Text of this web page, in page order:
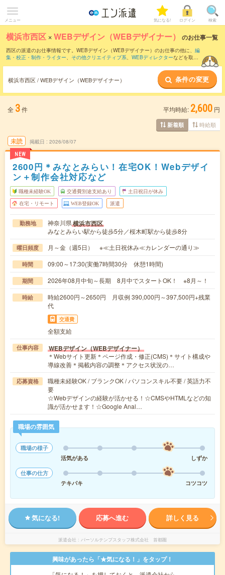
メニュー 気になる! ログイン 検索
横浜市西区 ×WEBデザイン（WEBデザイナー） のお仕事一覧
西区の派遣のお仕事情報です。WEBデザイン（WEBデザイナー）のお仕事の他に、 編
集・校正・制作・ライター、 その他クリエイティブ系、 WEBディレクターなどを取り
WEBデザイン(WEBデザイナー)のお仕事と
は？とは？
横浜市西区 / WEBデザイン（WEBデザイナー） 条件の変更
全 3件 平均時給: 2,600 円
新着順 時給順
未読
NEW
掲載日 2026/08/07
2600円＊みなとみらい！在宅OK！Webデザイ
ン＋制作会社対応など
職種未経験OK 交通費別途支給あり 土日祝日が休み
在宅・リモート WEB登録OK 派遣
勤務地 神奈川県横浜市西区
みなとみらい駅から徒歩5分／桜木町駅から徒歩8分
曜日頻度 月～金（週5日） ※≪土日祝休み≪カレンダーの通り≫
時間 09:00～17:30(実働7時間30分 休憩1時間)
期間 2026年08月中旬～長期 8月中でスタートOK！ ※8月～！
時給
時給2600円～2650円 月収例 390,000円～397,500円+残業
代
交通費
全額支給
仕事内容 WEBデザイン（WEBデザイナー）
＊Webサイト更新＊ページ作成・修正(CMS)＊サイト構成や
導線改善＊掲載内容の調整＊アクセス状況の…
応募資格
職種未経験OK / ブランクOK / パソコンスキル不要 / 英語力不
要
☆Webデザインの経験が活かせる！☆CMSやHTMLなどの知
識が活かせます！☆Google Anal…
職場の雰囲気
職場の様子
活気がある
しずか
仕事の仕方
テキパキ
コツコツ
気になる! 応募へ進む 詳しく見る
派遣会社 パーソルテンプスタッフ株式会社 首都圏
興味があったら「★気になる！」をタップ！